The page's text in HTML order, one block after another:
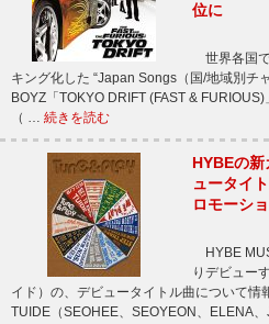
位に
世界各国
キング化した “Japan Songs（国/地域別チ
BOYZ「TOKYO DRIFT (FAST &
（ … 続きを読む
HYBEの
ュータイ
ロモーシ
HYBE
りデビュー
イド）の、デビュータイトル曲について
TUIDE（SEOHEE、SEOYEON、ELENA